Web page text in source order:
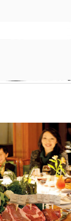
餐厅 518个
[更多详情]